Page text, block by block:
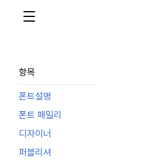
항목
폰트설명
폰트 패밀리
디자이너
퍼블리셔